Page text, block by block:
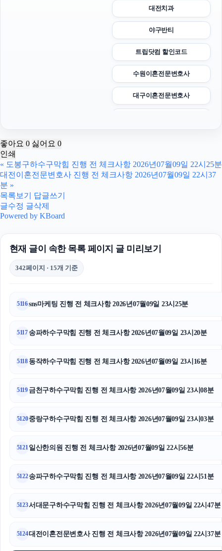
대전치과
야구반티
트립닷컴 할인코드
수원이혼전문변호사
대구이혼전문변호사
의정부학교폭력변호사
용인학교폭력변호사
상간소송
도지티켓
수원형사전문변호사
폰테크
폰테크
축구반티
좋아요 0 싫어요 0
인쇄
« 도봉구하수구막힘 진행 전 체크사항 2026년07월09일 22시25분
대전이혼전문변호사 진행 전 체크사항 2026년07월09일 22시37
분 »
목록보기
답글쓰기
글수정 글삭제
Powered by KBoard
현재 글이 속한 목록 페이지 글 미리보기
342페이지 · 15개 기준
5116sns마케팅 진행 전 체크사항 2026년07월09일 23시25분
5117 송파하수구막힘 진행 전 체크사항 2026년07월09일 23시20분
5118 동작하수구막힘 진행 전 체크사항 2026년07월09일 23시16분
5119 금천구하수구막힘 진행 전 체크사항 2026년07월09일 23시08분
5120중랑구하수구막힘 진행 전 체크사항 2026년07월09일 23시03분
5121일산한의원 진행 전 체크사항 2026년07월09일 22시56분
5122송파구하수구막힘 진행 전 체크사항 2026년07월09일 22시51분
5123서대문구하수구막힘 진행 전 체크사항 2026년07월09일 22시47분
5124대전이혼전문변호사 진행 전 체크사항 2026년07월09일 22시37분